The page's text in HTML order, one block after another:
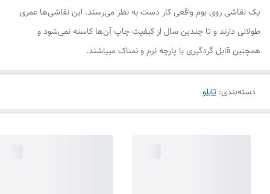
یک نقاشی روی بوم واقعی کار دست به نظر می‌رسند. این نقاشی‌ها عمری
طولانی دارند و تا چندین سال از کیفیت چاپ آن‌ها کاسته نمی‌شود و
همچنین قابل گردگیری با پارچه نرم و نمناک میباشند.
دسته‌بندی: تابلو